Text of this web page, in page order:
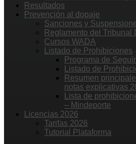
Resultados
Prevención al dopaje
Sanciones y
Reglamento del
Cursos WADA
Listado de Prohibiciones
Programa de
Listado de
Resumen
notas explicativas
Lista de
– Mindeporte
Licencias 2026
Tarifas 2026
Tutorial Plataforma